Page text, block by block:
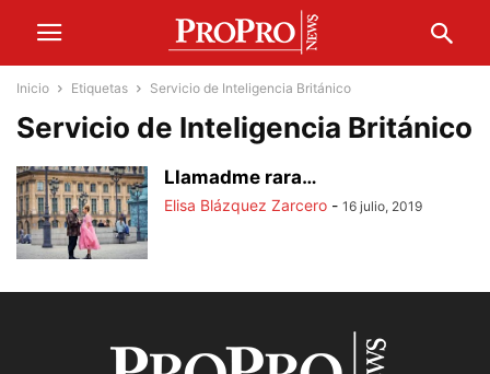
Inicio Etiquetas Servicio de Inteligencia Británico
Servicio de Inteligencia Británico
Llamadme rara…
Elisa Blázquez Zarcero - 16 julio, 2019